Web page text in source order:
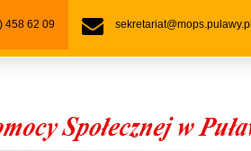
458 62 09 sekretariat@mops.pulawy.pl